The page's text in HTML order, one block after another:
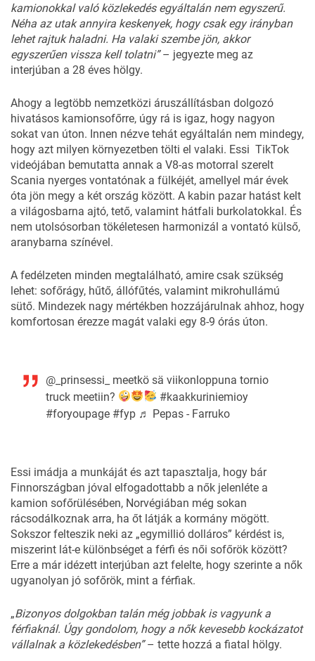
kamionokkal való közlekedés egyáltalán nem egyszerű.
Néha az utak annyira keskenyek, hogy csak egy irányban
lehet rajtuk haladni. Ha valaki szembe jön, akkor
egyszerűen vissza kell tolatni”– jegyezte meg az
interjúban a 28 éves hölgy.
Ahogy a legtöbb nemzetközi áruszállításban dolgozó
hivatásos kamionsofőrre, úgy rá is igaz, hogy nagyon
sokat van úton. Innen nézve tehát egyáltalán nem mindegy,
hogy azt milyen környezetben tölti el valaki. Essi TikTok
videójában bemutatta annak a V8-as motorral szerelt
Scania nyerges vontatónak a fülkéjét, amellyel már évek
óta jön megy a két ország között. A kabin pazar hatást kelt
a világosbarna ajtó, tető, valamint hátfali burkolatokkal. És
nem utolsósorban tökéletesen harmonizál a vontató külső,
aranybarna színével.
A fedélzeten minden megtalálható, amire csak szükség
lehet: sofőrágy, hűtő, állófűtés, valamint mikrohullámú
sütő. Mindezek nagy mértékben hozzájárulnak ahhoz, hogy
komfortosan érezze magát valaki egy 8-9 órás úton.
@_prinsessi_
meetkö sä viikonloppuna tornio
truck meetiin?
#kaakkuriniemioy
#foryoupage #fyp ♬ Pepas - Farruko
Essi imádja a munkáját és azt tapasztalja, hogy bár
Finnországban jóval elfogadottabb a nők jelenléte a
kamion sofőrülésében, Norvégiában még sokan
rácsodálkoznak arra, ha őt látják a kormány mögött.
Sokszor felteszik neki az „egymillió dolláros” kérdést is,
miszerint lát-e különbséget a férfi és női sofőrök között?
Erre a már idézett interjúban azt felelte, hogy szerinte a nők
ugyanolyan jó sofőrök, mint a férfiak.
„Bizonyos dolgokban talán még jobbak is vagyunk a
férfiaknál. Úgy gondolom, hogy a nők kevesebb kockázatot
vállalnak a közlekedésben”– tette hozzá a fiatal hölgy.